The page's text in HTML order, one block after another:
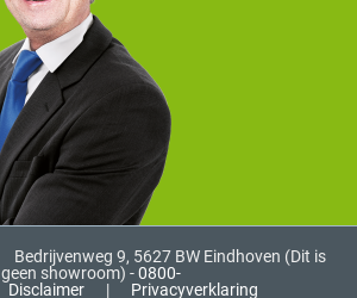
Bedrijvenweg 9, 5627 BW Eindhoven (Dit is
geen showroom) -0800-
Disclaimer | Privacyverklaring